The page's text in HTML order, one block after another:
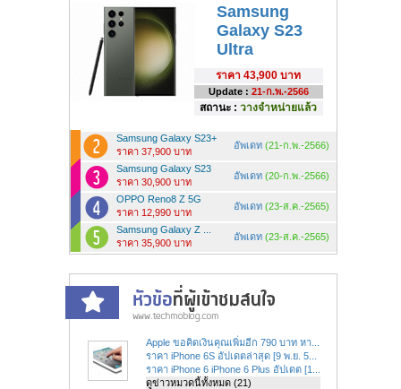
Samsung
Galaxy S23
Ultra
ราคา 43,900 บาท
Update : 21-ก.พ.-2566
สถานะ : วางจำหน่ายแล้ว
Samsung Galaxy S23+
ราคา 37,900 บาท
อัพเดท (21-ก.พ.-2566)
Samsung Galaxy S23
ราคา 30,900 บาท
อัพเดท (20-ก.พ.-2566)
OPPO Reno8 Z 5G
ราคา 12,990 บาท
อัพเดท (23-ส.ค.-2565)
Samsung Galaxy Z ...
ราคา 35,900 บาท
อัพเดท (23-ส.ค.-2565)
Apple ขอคิดเงินคุณเพิ่มอีก 790 บาท หา...
ราคา iPhone 6S อัปเดตล่าสุด [9 พ.ย. 5...
ราคา iPhone 6 iPhone 6 Plus อัปเดต [1...
ดูข่าวหมวดนี้ทั้งหมด (21)